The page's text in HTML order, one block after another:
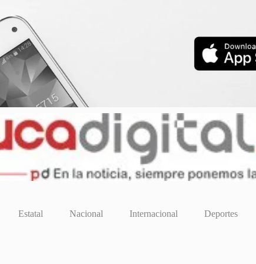
Estatal Nacional Internacional Deportes